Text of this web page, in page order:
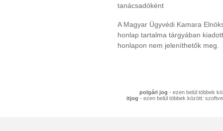
tanácsadóként
A Magyar Ügyvédi Kamara
honlap tartalma tárgyában
honlapon nem jeleníthetők meg.
polgári jog - ezen belül többek
itjog - ezen belül többek között: